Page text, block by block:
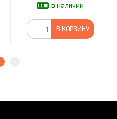
в наличии
В КОРЗИНУ